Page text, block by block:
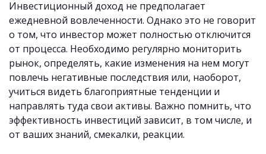
Инвестиционный доход не предполагает
ежедневной вовлеченности. Однако это не говорит
о том, что инвестор может полностью отключится
от процесса. Необходимо регулярно мониторить
рынок, определять, какие изменения на нем могут
повлечь негативные последствия или, наоборот,
учиться видеть благоприятные тенденции и
направлять туда свои активы. Важно помнить, что
эффективность инвестиций зависит, в том числе, и
от ваших знаний, смекалки, реакции.